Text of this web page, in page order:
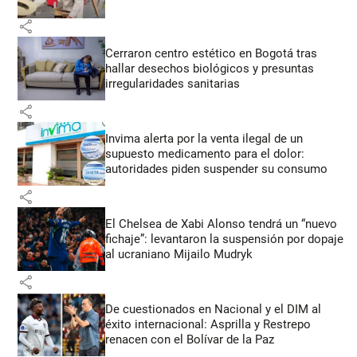
share
Cerraron centro estético en Bogotá tras
hallar desechos biológicos y presuntas
irregularidades sanitarias
share
Invima alerta por la venta ilegal de un
supuesto medicamento para el dolor:
autoridades piden suspender su consumo
share
El Chelsea de Xabi Alonso tendrá un “nuevo
fichaje”: levantaron la suspensión por dopaje
al ucraniano Mijailo Mudryk
share
De cuestionados en Nacional y el DIM al
éxito internacional: Asprilla y Restrepo
renacen con el Bolívar de la Paz